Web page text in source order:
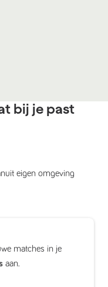
bij je past
eigen omgeving
matches in je
aan.